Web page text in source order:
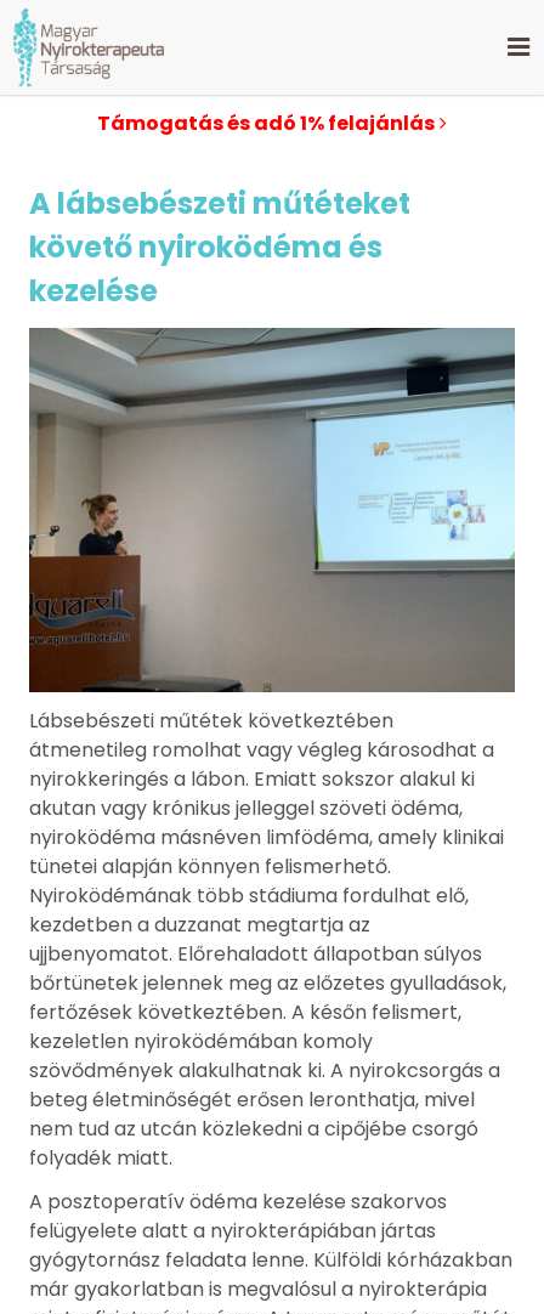
Támogatás és adó 1% felajánlás
A lábsebészeti műtéteket
követő nyiroködéma és
kezelése
Lábsebészeti műtétek következtében
átmenetileg romolhat vagy végleg károsodhat a
nyirokkeringés a lábon. Emiatt sokszor alakul ki
akutan vagy krónikus jelleggel szöveti ödéma,
nyiroködéma másnéven limfödéma, amely klinikai
tünetei alapján könnyen felismerhető.
Nyiroködémának több stádiuma fordulhat elő,
kezdetben a duzzanat megtartja az
ujjbenyomatot. Előrehaladott állapotban súlyos
bőrtünetek jelennek meg az előzetes gyulladások,
fertőzések következtében. A későn felismert,
kezeletlen nyiroködémában komoly
szövődmények alakulhatnak ki. A nyirokcsorgás a
beteg életminőségét erősen leronthatja, mivel
nem tud az utcán közlekedni a cipőjébe csorgó
folyadék miatt.
A posztoperatív ödéma kezelése szakorvos
felügyelete alatt a nyirokterápiában jártas
gyógytornász feladata lenne. Külföldi kórházakban
már gyakorlatban is megvalósul a nyirokterápia